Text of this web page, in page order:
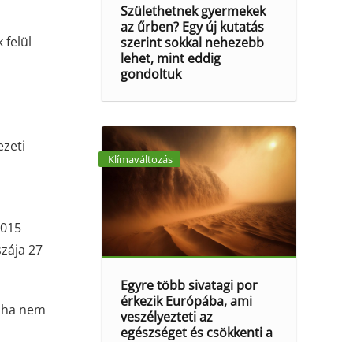
felül
27
nem
Születhetnek gyermekek
az űrben? Egy új kutatás
szerint sokkal nehezebb
lehet, mint eddig
gondoltuk
Klímaváltozás
Egyre több sivatagi por
érkezik Európába, ami
veszélyezteti az
egészséget és csökkenti a